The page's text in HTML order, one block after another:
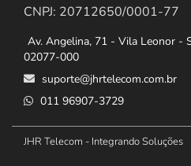
CNPJ: 20712650/0001-77
Av. Angelina, 71 - Vila Leonor -
02077-000
suporte@jhrtelecom.com.br
011 96907-3729
JHR Telecom - Integrando Soluções